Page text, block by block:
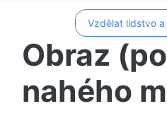
Vzdělat lidstvo
Obraz
nahého